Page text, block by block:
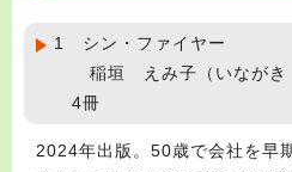
1 シン・ファイヤー
稲垣 えみ子（いなが
4冊
2024年出版。50歳で会社を早